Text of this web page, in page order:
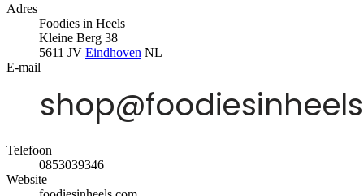
Adres
Foodies in Heels
Kleine Berg 38
5611 JV Eindhoven NL
E-mail
Telefoon
0853039346
Website